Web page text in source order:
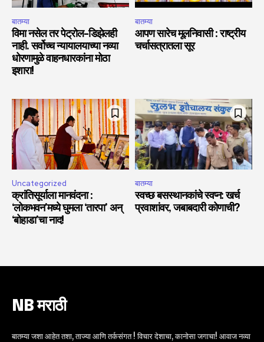
बातम्या
विमा नसेल तर पेट्रोल-डिझेलही
नाही. सर्वोच्च न्यायालयाच्या नव्या
धोरणामुळे वाहनधारकांना मोठा
इशारा!
बातम्या
आपण सारेच मूलनिवासी : राष्ट्रीय
चर्चासत्रातला सूर
Uncategorized
क्रांतिसूर्याला मानवंदना :
‘लोकभवन’मध्ये घुमला ‘तारपा’ अन्
‘बोहाडा’चा नाद!
बातम्या
स्वच्छ बसस्थानकांचे स्वप्न: खर्च
प्रवाशांवर, जबाबदारी कोणाची?
NB मराठी
बातम्या जशा आहेत तशा, ताज्या आणि तर्कसंगत ! विचार देशाचा, कानोसा जगाचा! आवाज नव्या